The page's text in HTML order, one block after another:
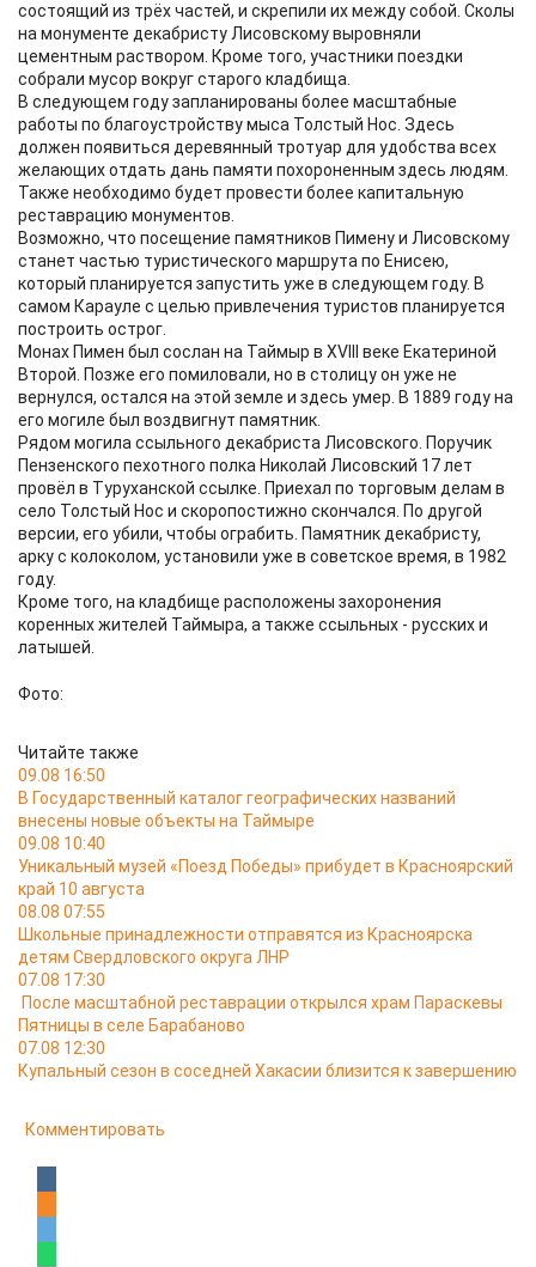
состоящий из трёх частей, и скрепили их между собой. Сколы
на монументе декабристу Лисовскому выровняли
цементным раствором. Кроме того, участники поездки
собрали мусор вокруг старого кладбища.
В следующем году запланированы более масштабные
работы по благоустройству мыса Толстый Нос. Здесь
должен появиться деревянный тротуар для удобства всех
желающих отдать дань памяти похороненным здесь людям.
Также необходимо будет провести более капитальную
реставрацию монументов.
Возможно, что посещение памятников Пимену и Лисовскому
станет частью туристического маршрута по Енисею,
который планируется запустить уже в следующем году. В
самом Карауле с целью привлечения туристов планируется
построить острог.
Монах Пимен был сослан на Таймыр в XVIII веке Екатериной
Второй. Позже его помиловали, но в столицу он уже не
вернулся, остался на этой земле и здесь умер. В 1889 году на
его могиле был воздвигнут памятник.
Рядом могила ссыльного декабриста Лисовского. Поручик
Пензенского пехотного полка Николай Лисовский 17 лет
провёл в Туруханской ссылке. Приехал по торговым делам в
село Толстый Нос и скоропостижно скончался. По другой
версии, его убили, чтобы ограбить. Памятник декабристу,
арку с колоколом, установили уже в советское время, в 1982
году.
Кроме того, на кладбище расположены захоронения
коренных жителей Таймыра, а также ссыльных - русских и
латышей.
Фото:
Читайте также
09.08 16:50
В Государственный каталог географических названий
внесены новые объекты на Таймыре
09.08 10:40
Уникальный музей «Поезд Победы» прибудет в Красноярский
край 10 августа
08.08 07:55
Школьные принадлежности отправятся из Красноярска
детям Свердловского округа ЛНР
07.08 17:30
После масштабной реставрации открылся храм Параскевы
Пятницы в селе Барабаново
07.08 12:30
Купальный сезон в соседней Хакасии близится к завершению
Комментировать